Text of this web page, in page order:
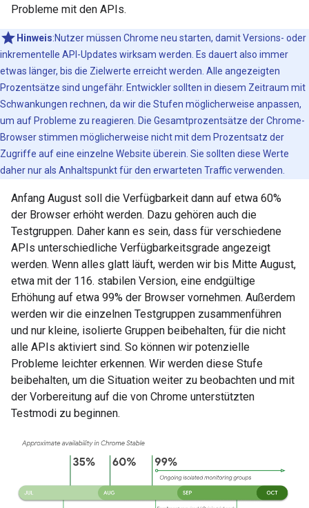
Probleme mit den APIs.
Hinweis:Nutzer müssen Chrome neu starten, damit Versions- oder
inkrementelle API-Updates wirksam werden. Es dauert also immer
etwas länger, bis die Zielwerte erreicht werden. Alle angezeigten
Prozentsätze sind ungefähr. Entwickler sollten in diesem Zeitraum mit
Schwankungen rechnen, da wir die Stufen möglicherweise anpassen,
um auf Probleme zu reagieren. Die Gesamtprozentsätze der Chrome-
Browser stimmen möglicherweise nicht mit dem Prozentsatz der
Zugriffe auf eine einzelne Website überein. Sie sollten diese Werte
daher nur als Anhaltspunkt für den erwarteten Traffic verwenden.
Anfang August soll die Verfügbarkeit dann auf etwa 60%
der Browser erhöht werden. Dazu gehören auch die
Testgruppen. Daher kann es sein, dass für verschiedene
APIs unterschiedliche Verfügbarkeitsgrade angezeigt
werden. Wenn alles glatt läuft, werden wir bis Mitte August,
etwa mit der 116. stabilen Version, eine endgültige
Erhöhung auf etwa 99% der Browser vornehmen. Außerdem
werden wir die einzelnen Testgruppen zusammenführen
und nur kleine, isolierte Gruppen beibehalten, für die nicht
alle APIs aktiviert sind. So können wir potenzielle
Probleme leichter erkennen. Wir werden diese Stufe
beibehalten, um die Situation weiter zu beobachten und mit
der Vorbereitung auf die von Chrome unterstützten
Testmodi zu beginnen.